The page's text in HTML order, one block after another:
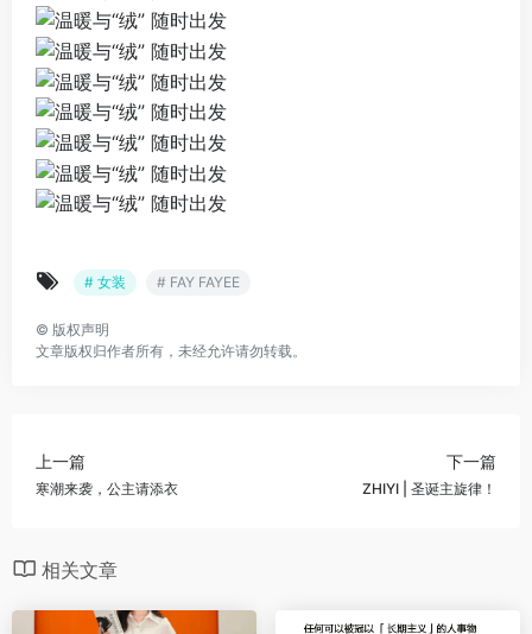
# 女装 # FAY FAYEE
© 版权声明
文章版权归作者所有，未经允许请勿转载。
上一篇
寒潮来袭，公主请添衣
下一篇
ZHIYI | 圣诞主旋律！
相关文章